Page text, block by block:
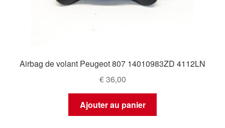
Airbag de volant Peugeot 807 14010983ZD 4112LN
€36,00
Ajouter au panier